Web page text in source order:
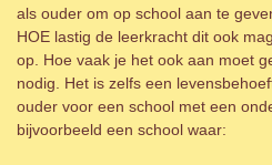
als ouder om op school aan te
HOE lastig de leerkracht dit ook
op. Hoe vaak je het ook aan moet
nodig. Het is zelfs een
ouder voor een school met een
bijvoorbeeld een school waar: